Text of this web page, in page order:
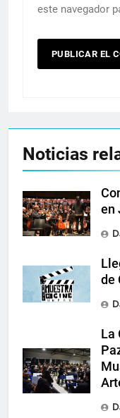
este navegador
Noticias
en
de
La